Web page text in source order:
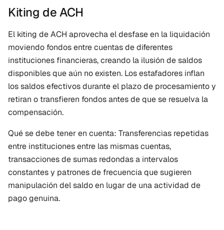
Kiting de ACH
El kiting de ACH aprovecha el desfase en la liquidación
moviendo fondos entre cuentas de diferentes
instituciones financieras, creando la ilusión de saldos
disponibles que aún no existen. Los estafadores inflan
los saldos efectivos durante el plazo de procesamiento y
retiran o transfieren fondos antes de que se resuelva la
compensación.
Qué se debe tener en cuenta: Transferencias repetidas
entre instituciones entre las mismas cuentas,
transacciones de sumas redondas a intervalos
constantes y patrones de frecuencia que sugieren
manipulación del saldo en lugar de una actividad de
pago genuina.